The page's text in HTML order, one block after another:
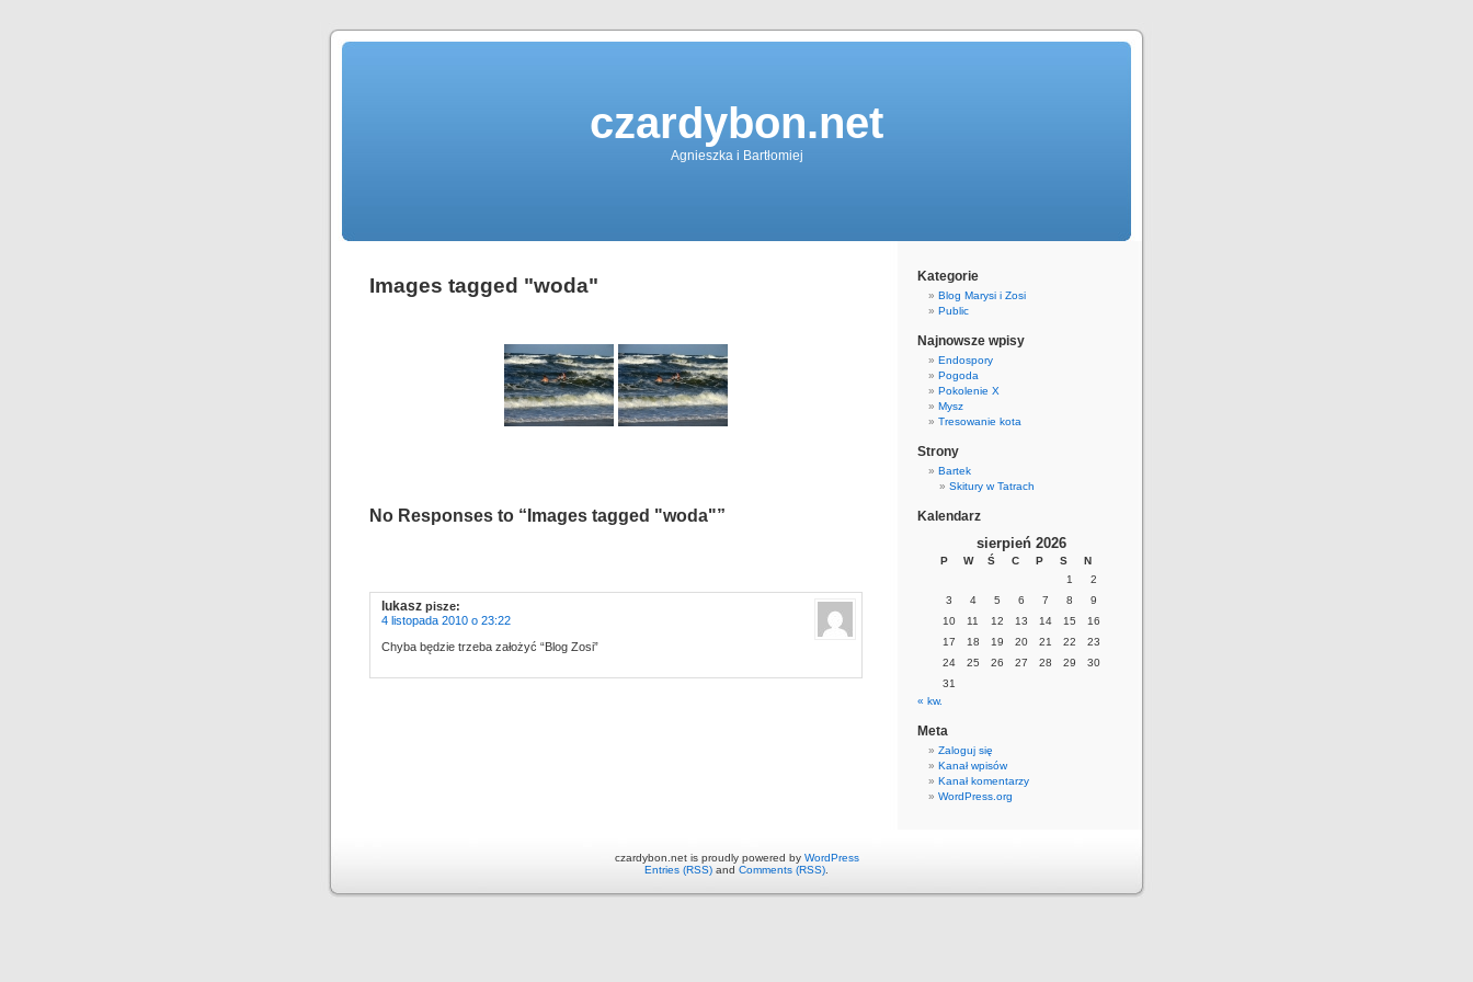
czardybon.net
Agnieszka i Bartłomiej
Images tagged "woda"
No Responses to “Images tagged "woda"”
lukasz pisze:
4 listopada 2010 o 23:22
Chyba będzie trzeba założyć “Blog Zosi”
Kategorie
Blog Marysi i Zosi
Public
Najnowsze wpisy
Endospory
Pogoda
Pokolenie X
Mysz
Tresowanie kota
Strony
Bartek
Skitury w Tatrach
Kalendarz
sierpień 2026
P W Ś C P S
N
1
2
3
4 5 6 7 8
9
10
11 12 13 14 15
16
17
18 19 20 21 22
23
24
25 26 27 28 29
30
31
« kw.
Meta
Zaloguj się
Kanał wpisów
Kanał komentarzy
WordPress.org
czardybon.net is proudly powered by WordPress
Entries (RSS) and Comments (RSS)